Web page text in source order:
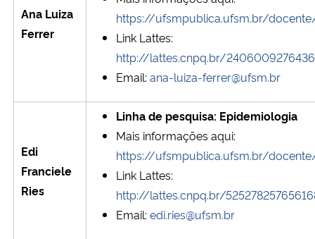
Ministério da Cidadania
Ministério da Ciência, Tecnologia, Inovações e Comunicações
Ministério do Turismo
Ana Luiza
Ferrer
https://ufsmpublica.ufsm.br/
Link Lattes:
http://lattes.cnpq.br/
Email: ana-luiza-ferrer@ufsm.br
Edi
Franciele
Ries
Linha de pesquisa: Epidemiologia
Mais informações aqui:
https://ufsmpublica.ufsm.br/
Link Lattes:
http://lattes.cnpq.br/
Email: edi.ries@ufsm.br